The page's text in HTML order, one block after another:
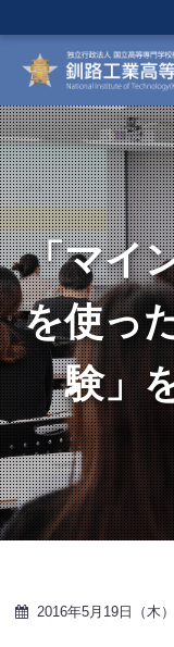
「マイ
を使っ
験」
2016年5月19日（木）